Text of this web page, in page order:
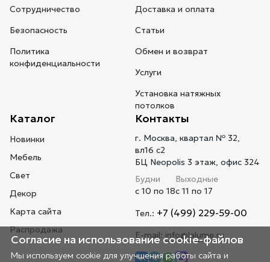
Сотрудничество
Безопасность
Политика
конфиденциальности
Доставка и оплата
Статьи
Обмен и возврат
Услуги
Установка натяжных
потолков
Каталог
Новинки
Мебель
Свет
Декор
Карта сайта
Распродажа
Контакты
г. Москва, квартал № 32,
вл16 с2
БЦ Neopolis 3 этаж, офис 324
Будни
с 10 по 18
Выходные
с 11 по 17
Тел.: +7 (499) 229-59-00
E-mail: info@lalume.ru
Согласие на использование cookie-файлов
Мы используем cookie для улучшения работы сайта и